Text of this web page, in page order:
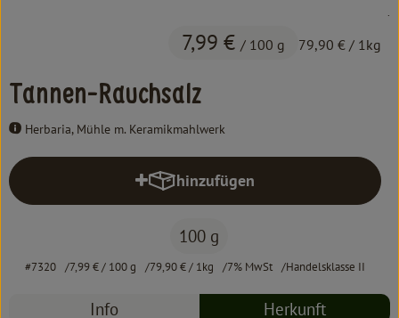
Getränke
Haushalt
Aktuelles
Tannen-Rauchsalz
Herbaria, Mühle m. Keramikmahlwerk
7,99 € / 100 g 79,90 € / 1kg
.
hinzufügen
Produkt zum Warenkorb
100 g
#7320 7,99 €/ 100 g 79,90 €/ 1kg 7% MwSt Handelsklasse II
Info Herkunft